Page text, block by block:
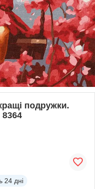
подружки.
24 дні